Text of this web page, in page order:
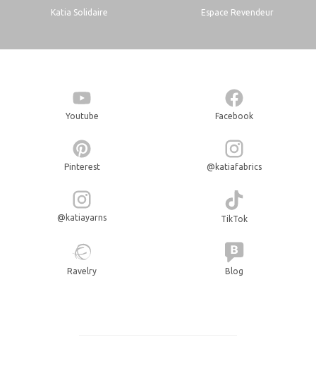
Katia Solidaire Espace Revendeur
Youtube Facebook
Pinterest @katiafabrics
@katiayarns TikTok
Ravelry Blog